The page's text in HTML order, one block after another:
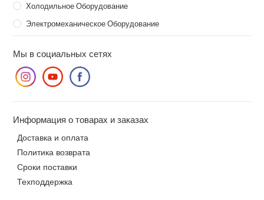
Холодильное Оборудование
Электромеханическое Оборудование
Мы в социальных сетях
Информация о товарах и заказах
Доставка и оплата
Политика возврата
Сроки поставки
Техподдержка